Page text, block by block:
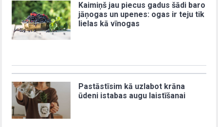
Kaimiņš jau piecus gadus šādi baro
jāņogas un upenes: ogas ir teju tik
lielas kā vīnogas
Pastāstīsim kā uzlabot krāna
ūdeni istabas augu laistīšanai